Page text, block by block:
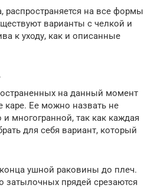
распространяется на все формы
варианты с челкой и
к уходу, как и описанные
на данный момент
каре. Ее можно назвать не
многогранной, так как каждая
для себя вариант, который
ушной раковины до плеч.
затылочных прядей срезаются